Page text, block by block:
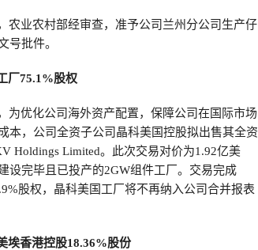
农业农村部经审查，准予公司兰州分公司生产仔
号批件。
厂75.1%股权
为优化公司海外资产配置，保障公司在国际市场
本，公司全资子公司晶科美国控股拟出售其全资
Holdings Limited。此次交易对价为1.92亿美
设完毕且已投产的2GW组件工厂。交易完成
股权，晶科美国工厂将不再纳入公司合并报表
埃香港控股18.36%股份